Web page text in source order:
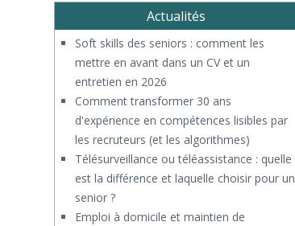
Actualités
Soft skills des seniors : comment les
mettre en avant dans un CV et un
entretien en 2026
Comment transformer 30 ans
d'expérience en compétences lisibles par
les recruteurs (et les algorithmes)
Télésurveillance ou téléassistance : quelle
est la différence et laquelle choisir pour un
senior ?
​Emploi à domicile et maintien de